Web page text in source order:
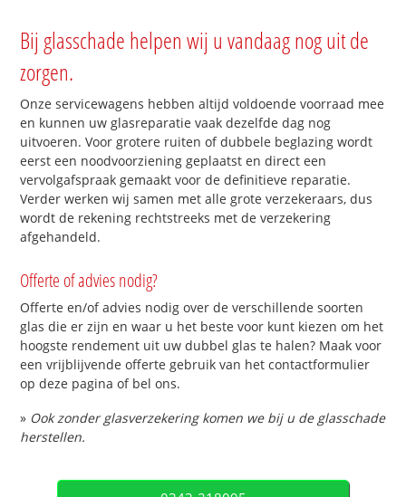
Bij glasschade helpen wij u vandaag nog uit de
zorgen.
Onze servicewagens hebben altijd voldoende voorraad mee
en kunnen uw glasreparatie vaak dezelfde dag nog
uitvoeren. Voor grotere ruiten of dubbele beglazing wordt
eerst een noodvoorziening geplaatst en direct een
vervolgafspraak gemaakt voor de definitieve reparatie.
Verder werken wij samen met alle grote verzekeraars, dus
wordt de rekening rechtstreeks met de verzekering
afgehandeld.
Offerte of advies nodig?
Offerte en/of advies nodig over de verschillende soorten
glas die er zijn en waar u het beste voor kunt kiezen om het
hoogste rendement uit uw dubbel glas te halen? Maak voor
een vrijblijvende offerte gebruik van het contactformulier
op deze pagina of bel ons.
» Ook zonder glasverzekering komen we bij u de glasschade
herstellen.